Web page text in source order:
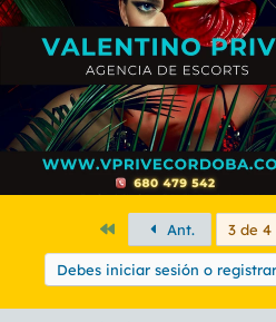
PrimeroAnt. 3 de 4
Debes iniciar sesión o